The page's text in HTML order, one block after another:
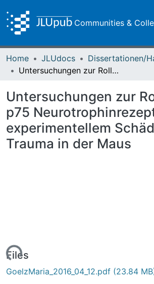
Communities &
Home JLUdocs
Untersuchungen zur Rolle des p75 Neurotrophinrezeptors nach experimentellem Schädel-Hirn-Trauma in der Maus
Untersuchungen zur
p75
experimentellem
Trauma in der Maus
Files
GoelzMaria_2016_04_12.pdf (23.84